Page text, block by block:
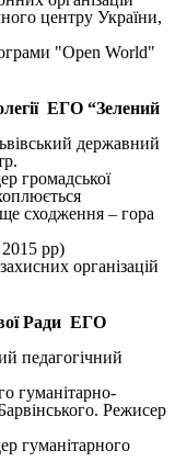
центру України,
"Open World"
ЕГО “Зелений
державний
громадської
сходження – гора
2015 рр)
організацій
Ради ЕГО
педагогічний
гуманітарно-
Режисер
гуманітарного